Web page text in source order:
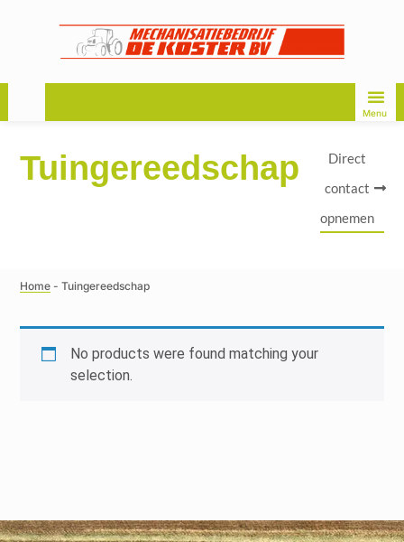
Menu
Tuingereedschap
Direct
contact
opnemen
Home -Tuingereedschap
No products were found matching your
selection.